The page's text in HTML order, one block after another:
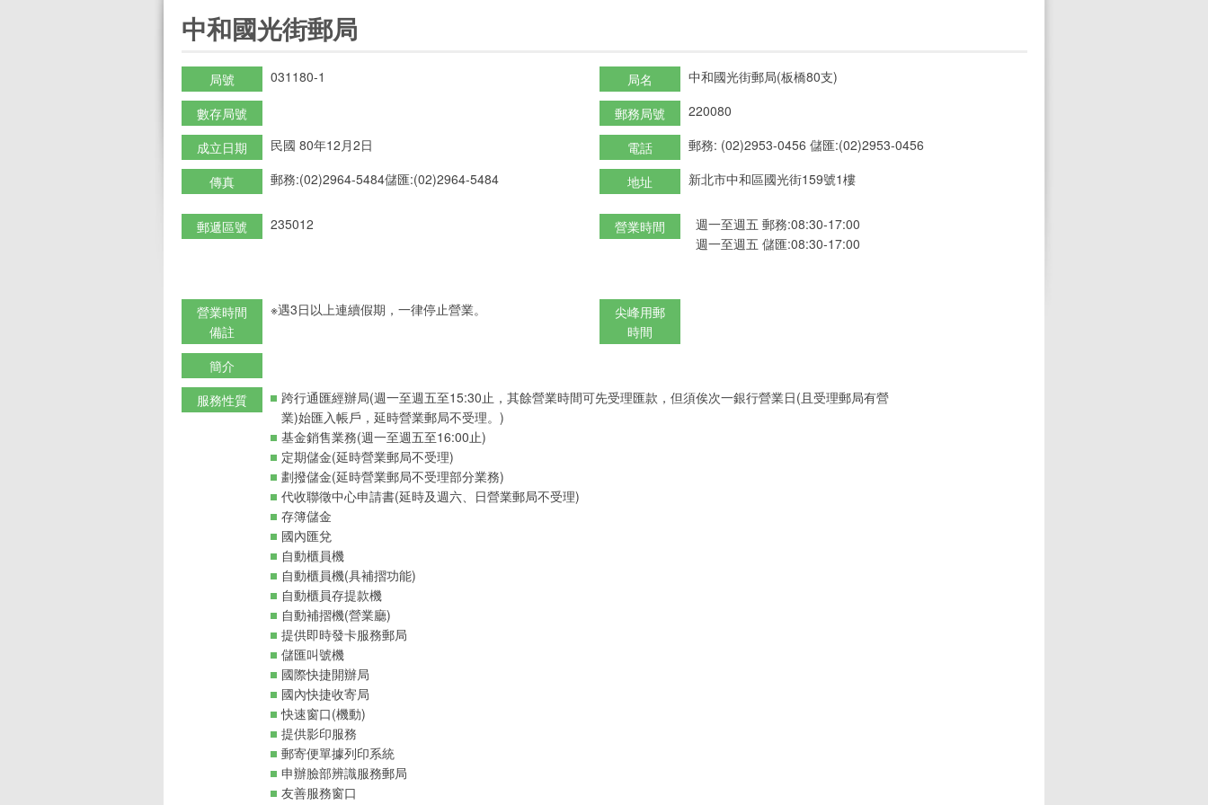
中和國光街郵局
局號 031180-1 局名 中和國光街郵局(板橋80支)
數存局號 郵務局號 220080
成立日期 民國 80年12月2日 電話 郵務: (02)2953-0456 儲匯:(02)2953-0456
傳真 郵務:(02)2964-5484儲匯:(02)2964-5484 地址 新北市中和區國光街159號1樓
郵遞區號 235012 營業時間
週一至週五 郵務:08:30-17:00
週一至週五 儲匯:08:30-17:00
營業時間
備註
※遇3日以上連續假期，一律停止營業。
尖峰用郵
時間
簡介
服務性質
跨行通匯經辦局(週一至週五至15:30止，其餘營業時間可先受理匯款，但須俟次一銀行營業日(且受理郵局有營
業)始匯入帳戶，延時營業郵局不受理。)
基金銷售業務(週一至週五至16:00止)
定期儲金(延時營業郵局不受理)
劃撥儲金(延時營業郵局不受理部分業務)
代收聯徵中心申請書(延時及週六、日營業郵局不受理)
存簿儲金
國內匯兌
自動櫃員機
自動櫃員機(具補摺功能)
自動櫃員存提款機
自動補摺機(營業廳)
提供即時發卡服務郵局
儲匯叫號機
國際快捷開辦局
國內快捷收寄局
快速窗口(機動)
提供影印服務
郵寄便單據列印系統
申辦臉部辨識服務郵局
友善服務窗口